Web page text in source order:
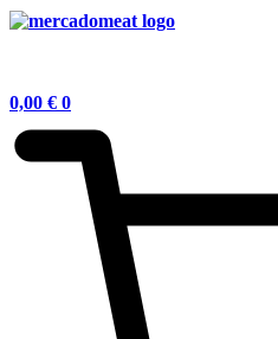
0,00 € 0